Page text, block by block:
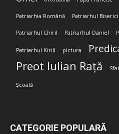
Patriarhia Română Patriarhul
Patriarhul Chiril Patriarhul Daniel
Patriarhul Kirill pictura
Preot Iulian Rață
Școală
CATEGORIE POPULARĂ